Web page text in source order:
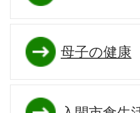
母子の健康